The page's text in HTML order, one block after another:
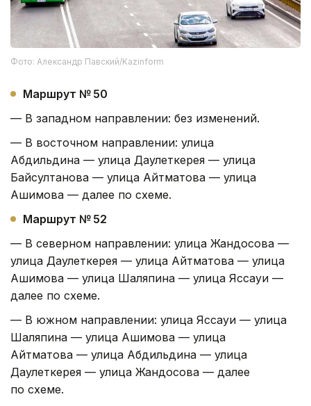
Фото: Александр Павский/Kazinform
Маршрут № 50
— В западном направлении: без изменений.
— В восточном направлении: улица
Абдильдина — улица Даулеткерея — улица
Байсултанова — улица Айтматова — улица
Ашимова — далее по схеме.
Маршрут № 52
— В северном направлении: улица Жандосова —
улица Даулеткерея — улица Айтматова — улица
Ашимова — улица Шаляпина — улица Яссауи —
далее по схеме.
— В южном направлении: улица Яссауи — улица
Шаляпина — улица Ашимова — улица
Айтматова — улица Абдильдина — улица
Даулеткерея — улица Жандосова — далее
по схеме.